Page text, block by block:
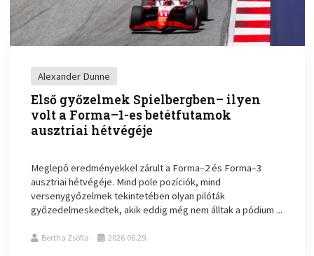
Alexander Dunne
Első győzelmek Spielbergben– ilyen
volt a Forma–1-es betétfutamok
ausztriai hétvégéje
Meglepő eredményekkel zárult a Forma–2 és Forma–3
ausztriai hétvégéje. Mind pole pozíciók, mind
versenygyőzelmek tekintetében olyan pilóták
győzedelmeskedtek, akik eddig még nem álltak a pódium ...
Bertha Zsófia 2026.06.29.